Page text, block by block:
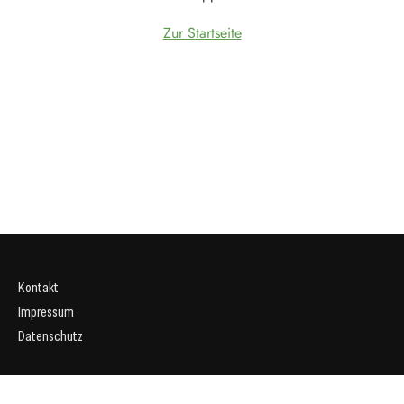
Zur Startseite
Kontakt
Impressum
Datenschutz